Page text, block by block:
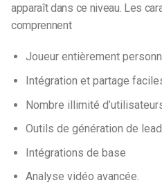
apparaît dans ce niveau. Les
comprennent
Joueur entièrement
Intégration et partage
Nombre illimité
Outils de génération de
Intégrations de base
Analyse vidéo avancée.